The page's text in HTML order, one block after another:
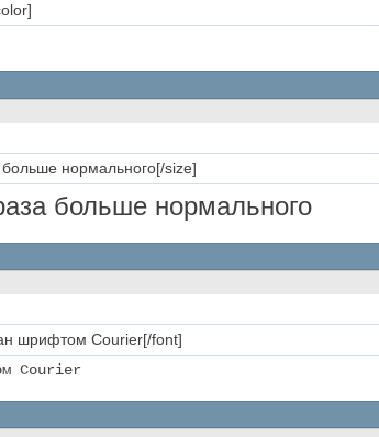
больше нормального[/size]
больше нормального
шрифтом Courier[/font]
Courier